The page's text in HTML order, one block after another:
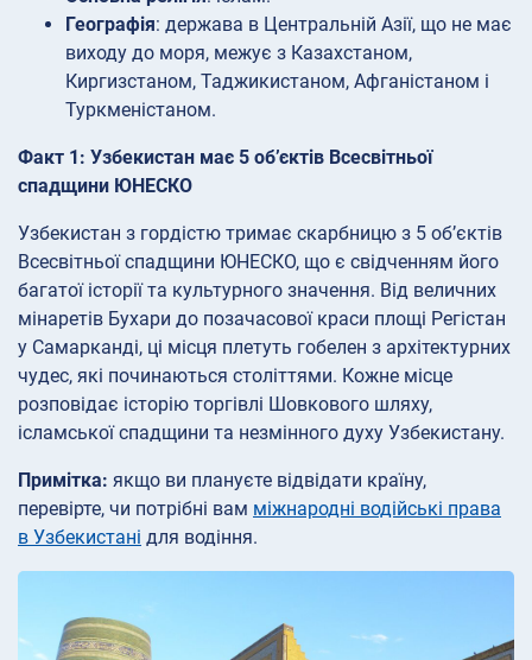
Географія: держава в Центральній Азії, що не має
виходу до моря, межує з Казахстаном,
Киргизстаном, Таджикистаном, Афганістаном і
Туркменістаном.
Факт 1: Узбекистан має 5 об’єктів Всесвітньої
спадщини ЮНЕСКО
Узбекистан з гордістю тримає скарбницю з 5 об’єктів
Всесвітньої спадщини ЮНЕСКО, що є свідченням його
багатої історії та культурного значення. Від величних
мінаретів Бухари до позачасової краси площі Регістан
у Самарканді, ці місця плетуть гобелен з архітектурних
чудес, які починаються століттями. Кожне місце
розповідає історію торгівлі Шовкового шляху,
ісламської спадщини та незмінного духу Узбекистану.
Примітка: якщо ви плануєте відвідати країну,
перевірте, чи потрібні вам міжнародні водійські права
в Узбекистані для водіння.